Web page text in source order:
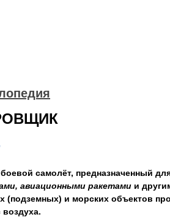
самолёт, предназначенный
авиационными ракетами и
(подземных) и морских объектов
воздуха.